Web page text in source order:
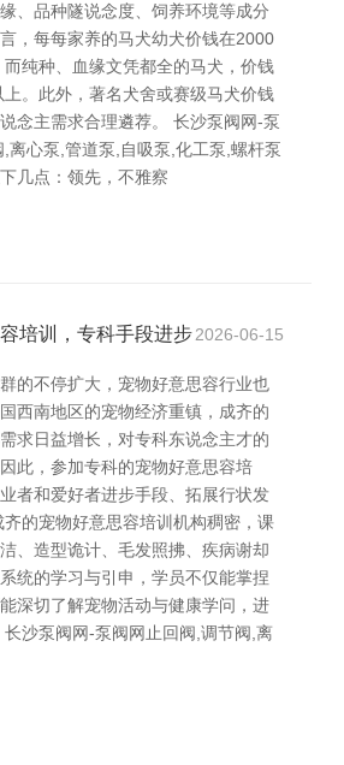
、品种隧说念度、饲养环境等成分
，每每家养的马犬幼犬价钱在2000
纯种、血缘文凭都全的马犬，价钱
。此外，著名犬舍或赛级马犬价钱
念主需求合理遴荐。 长沙泵阀网-泵
离心泵,管道泵,自吸泵,化工泵,螺杆泵
几点：领先，不雅察
培训，专科手段进步2026-06-15
的不停扩大，宠物好意思容行业也
西南地区的宠物经济重镇，成齐的
求日益增长，对专科东说念主才的
此，参加专科的宠物好意思容培
者和爱好者进步手段、拓展行状发
齐的宠物好意思容培训机构稠密，课
、造型诡计、毛发照拂、疾病谢却
统的学习与引申，学员不仅能掌捏
深切了解宠物活动与健康学问，进
沙泵阀网-泵阀网止回阀,调节阀,离